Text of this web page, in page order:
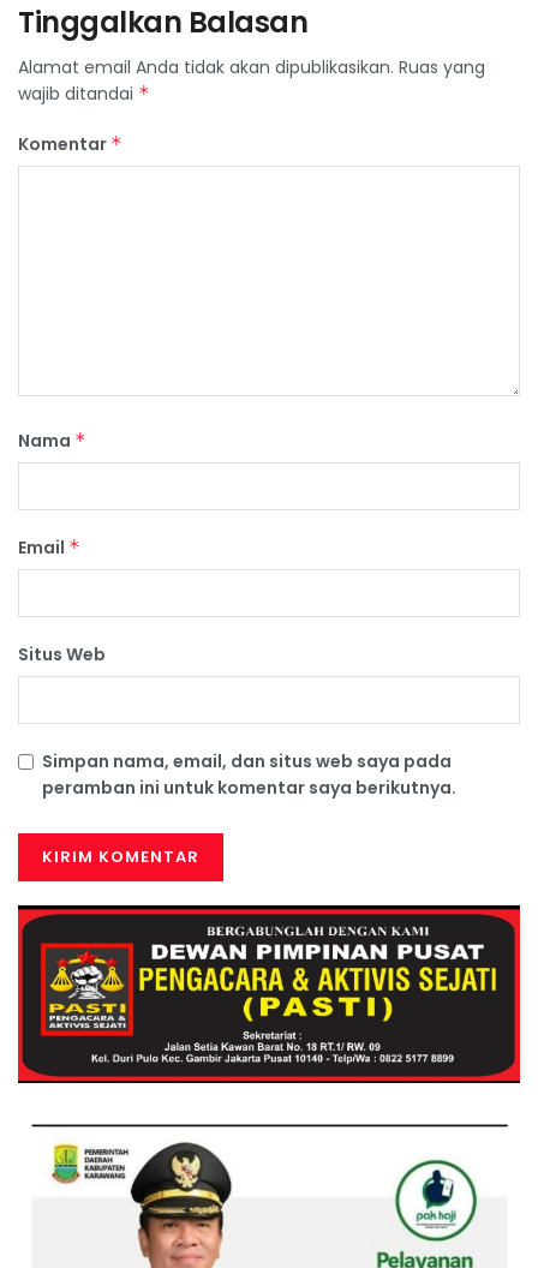
Tinggalkan Balasan
Alamat email Anda tidak akan dipublikasikan. Ruas yang
wajib ditandai *
Komentar *
Nama *
Email *
Situs Web
Simpan nama, email, dan situs web saya pada
peramban ini untuk komentar saya berikutnya.